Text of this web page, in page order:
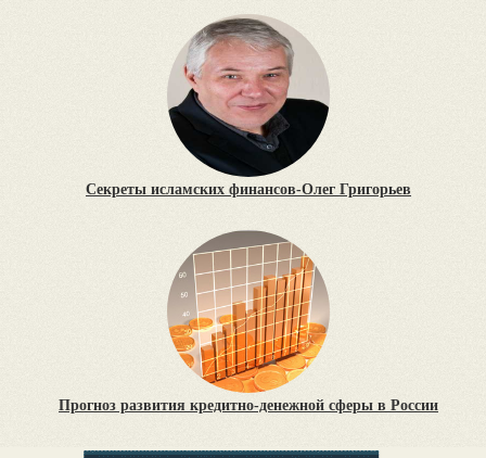
Секреты исламских финансов-Олег Григорьев
Прогноз развития кредитно-денежной сферы в России